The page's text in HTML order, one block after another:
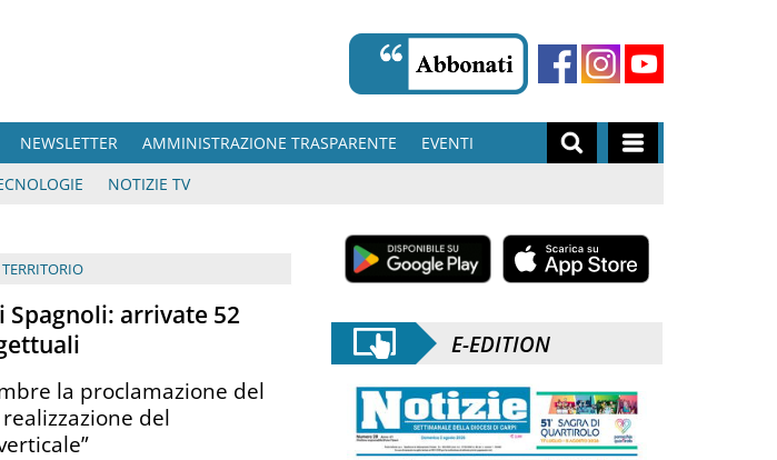
NEWSLETTER AMMINISTRAZIONE TRASPARENTE
EVENTI
NOTIZIE TV
TERRITORIO
Spagnoli: arrivate 52
la proclamazione del
del
E-EDITION